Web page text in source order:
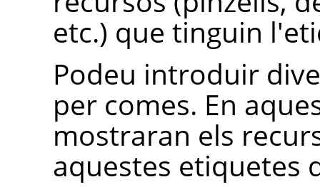
etc.) que tinguin
Podeu introduir
per comes. En
mostraran els
aquestes etiquetes